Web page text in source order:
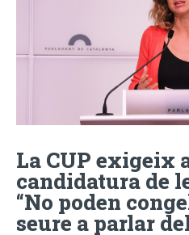
La CUP exigeix
candidatura de
“No poden
seure a parlar